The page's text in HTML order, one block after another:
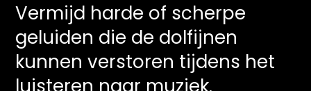
Vermijd harde of scherpe
geluiden die de dolfijnen
kunnen verstoren tijdens het